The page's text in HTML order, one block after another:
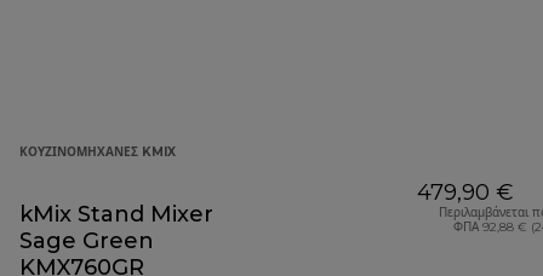
ΚΟΥΖΙΝΟΜΗΧΑΝΈΣ KMIX
kMix Stand Mixer
Sage Green
KMX760GR
479,90 €
Περιλαμβάνεται
ΦΠΑ 92,88 €